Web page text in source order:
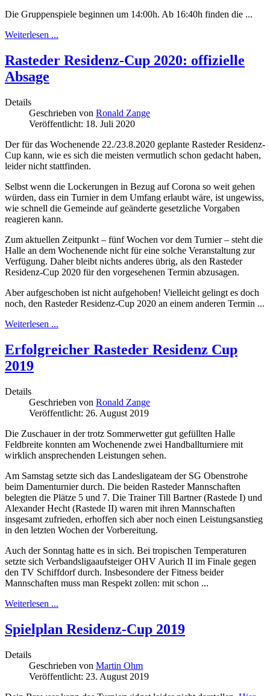
Die Gruppenspiele beginnen um 14:00h. Ab 16:40h finden die ...
Weiterlesen ...
Rasteder Residenz-Cup 2020: offizielle
Absage
Details
Geschrieben von Ronald Zange
Veröffentlicht: 18. Juli 2020
Der für das Wochenende 22./23.8.2020 geplante Rasteder Residenz-
Cup kann, wie es sich die meisten vermutlich schon gedacht haben,
leider nicht stattfinden.
Selbst wenn die Lockerungen in Bezug auf Corona so weit gehen
würden, dass ein Turnier in dem Umfang erlaubt wäre, ist ungewiss,
wie schnell die Gemeinde auf geänderte gesetzliche Vorgaben
reagieren kann.
Zum aktuellen Zeitpunkt – fünf Wochen vor dem Turnier – steht die
Halle an dem Wochenende nicht für eine solche Veranstaltung zur
Verfügung. Daher bleibt nichts anderes übrig, als den Rasteder
Residenz-Cup 2020 für den vorgesehenen Termin abzusagen.
Aber aufgeschoben ist nicht aufgehoben! Vielleicht gelingt es doch
noch, den Rasteder Residenz-Cup 2020 an einem anderen Termin ...
Weiterlesen ...
Erfolgreicher Rasteder Residenz Cup
2019
Details
Geschrieben von Ronald Zange
Veröffentlicht: 26. August 2019
Die Zuschauer in der trotz Sommerwetter gut gefüllten Halle
Feldbreite konnten am Wochenende zwei Handballturniere mit
wirklich ansprechenden Leistungen sehen.
Am Samstag setzte sich das Landesligateam der SG Obenstrohe
beim Damenturnier durch. Die beiden Rasteder Mannschaften
belegten die Plätze 5 und 7. Die Trainer Till Bartner (Rastede I) und
Alexander Hecht (Rastede II) waren mit ihren Mannschaften
insgesamt zufrieden, erhoffen sich aber noch einen Leistungsanstieg
in den letzten Wochen der Vorbereitung.
Auch der Sonntag hatte es in sich. Bei tropischen Temperaturen
setzte sich Verbandsligaaufsteiger OHV Aurich II im Finale gegen
den TV Schiffdorf durch. Insbesondere der Fitness beider
Mannschaften muss man Respekt zollen: mit schon ...
Weiterlesen ...
Spielplan Residenz-Cup 2019
Details
Geschrieben von Martin Ohm
Veröffentlicht: 23. August 2019